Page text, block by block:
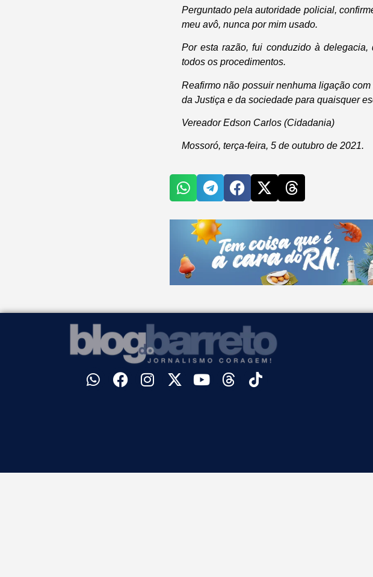
Perguntado pela autoridade policial,
meu avô, nunca por mim usado.
Por esta razão, fui conduzido à
todos os procedimentos.
Reafirmo não possuir nenhuma ligação
da Justiça e da sociedade para quaisquer
Vereador Edson Carlos (Cidadania)
Mossoró, terça-feira, 5 de outubro de 2021.